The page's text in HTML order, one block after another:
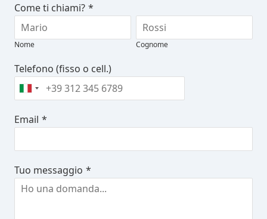
Come ti chiami? *
Nome Cognome
Telefono (fisso o cell.)
Email *
Tuo messaggio *